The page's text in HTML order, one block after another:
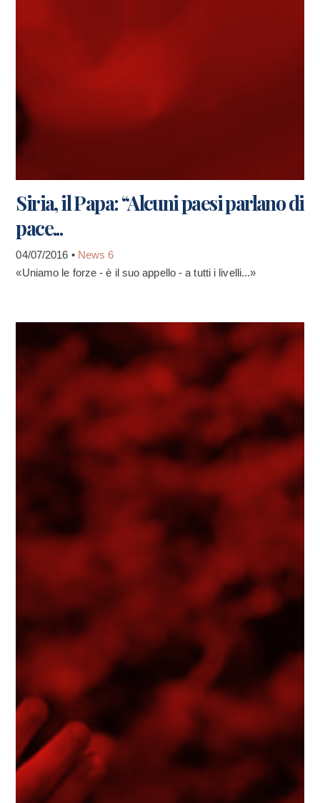
Siria, il Papa: “Alcuni paesi parlano di
pace...
04/07/2016 • News 6
«Uniamo le forze - è il suo appello - a tutti i livelli...»